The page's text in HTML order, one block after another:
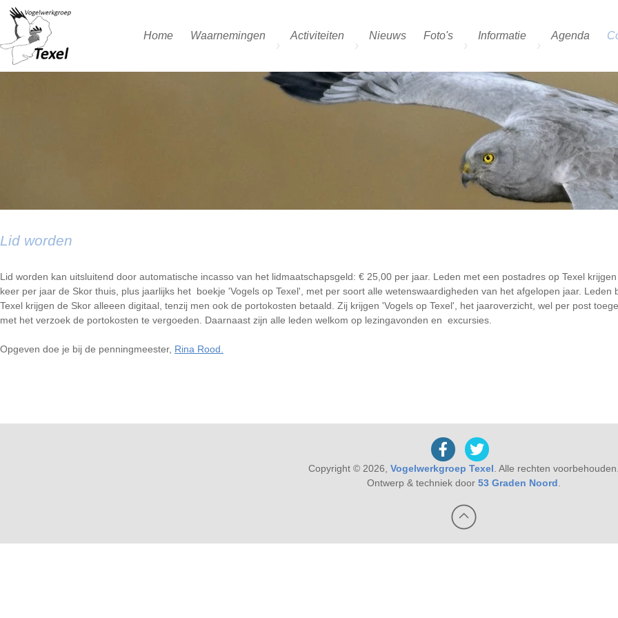
Home Waarnemingen Activiteiten Nieuws Foto's Informatie Agenda
Lid worden
Lid worden kan uitsluitend door automatische incasso van het lidmaatschapsgeld: € 25,00 per jaar. Leden met een postadres op Texel
keer per jaar de Skor thuis, plus jaarlijks het boekje 'Vogels op Texel', met per soort alle wetenswaardigheden van het afgelopen jaar. Leden
Texel krijgen de Skor alleeen digitaal, tenzij men ook de portokosten betaald. Zij krijgen 'Vogels op Texel', het jaaroverzicht, wel per post
met het verzoek de portokosten te vergoeden. Daarnaast zijn alle leden welkom op lezingavonden en excursies.
Opgeven doe je bij de penningmeester, Rina Rood.
Copyright © 2026, Vogelwerkgroep Texel . Alle rechten
Ontwerp & techniek door 53 Graden Noord